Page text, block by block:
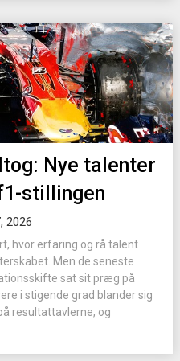
Nye talenter
stillingen
2026
hvor erfaring og rå talent
Men de seneste
sat sit præg på
i stigende grad blander sig
resultattavlerne, og